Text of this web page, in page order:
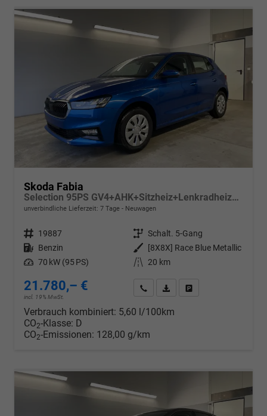
Skoda Fabia
Selection 95PS GV4+AHK+Sitzheiz+Lenkradheiz+Climatronic+Tempomat+PDC
unverbindliche Lieferzeit: 7 Tage Neuwagen
Fahrzeugnr. 19887 Getriebe Schalt. 5-Gang
Kraftstoff Benzin Außenfarbe
[8X8X] Race Blue Metallic
Leistung 70 kW (95 PS) Kilometerstand 20 km
21.780,– €
incl. 19% MwSt.
Wir rufen Sie anPDF-Datei, Fahrzeugexposé
Verbrauch kombiniert: 5,60 l/100km
CO2-Klasse: D
CO2-Emissionen: 128,00 g/km